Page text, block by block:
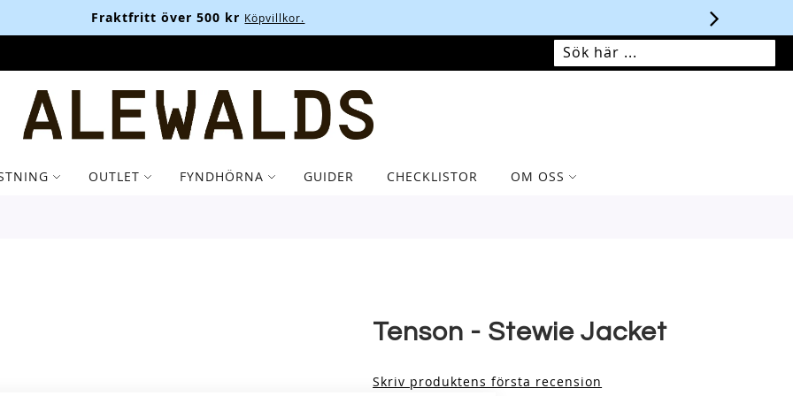
Fraktfritt över 500 kr Köpvillkor.
SÖK SÖK
MIN VARUKORG
OUTLET FYNDHÖRNA GUIDER CHECKLISTOR OM OSS
Tenson - Stewie Jacket
Skriv produktens första recension